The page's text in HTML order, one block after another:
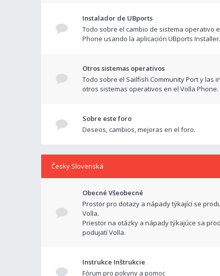
Instalador de UBports
Todo sobre el cambio de sistema operativo
Phone usando la aplicación UBports Installer.
Otros sistemas operativos
Todo sobre el Sailfish Community Port y las
otros sistemas operativos en el Volla Phone.
Sobre este foro
Deseos, cambios, mejoras en el foro.
Česky Slovenská
Obecné Všeobecné
Prostor pro dotazy a nápady týkající se
Volla.
Priestor na otázky a nápady týkajúce sa
podujatí Volla.
Instrukce Inštrukcie
Fórum pro pokyny a pomoc